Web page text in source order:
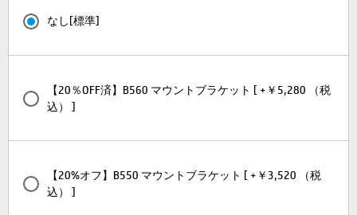
なし[標準]
【20％OFF済】B560 マウントブラケット [ +￥5,280 （税
込） ]
【20%オフ】B550 マウントブラケット [ +￥3,520 （税
込） ]